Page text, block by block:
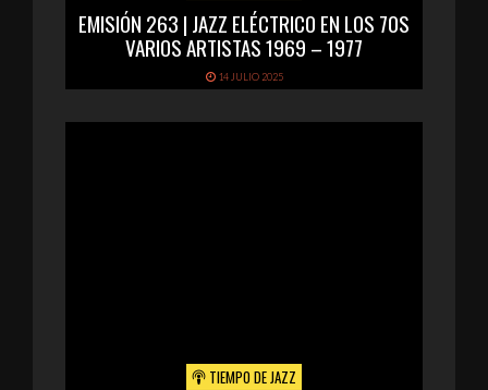
EMISIÓN 263 | JAZZ ELÉCTRICO EN LOS 70S
VARIOS ARTISTAS 1969 – 1977
14 JULIO 2025
TIEMPO DE JAZZ